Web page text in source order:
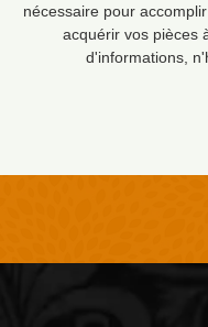
nécessaire pour
acquérir vos pièces
d'informations,